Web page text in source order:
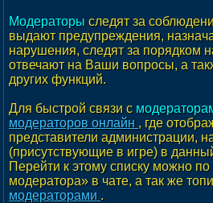
Модераторы следят за
выдают предупреждения,
нарушения, следят за порядком
отвечают на Ваши вопросы, а
других функций.
Для быстрой связи с
модераторов онлайн , где
представители администрации,
(присутствующие в игре) в
Перейти к этому списку можно
модератора» в чате, а так же
модераторами .